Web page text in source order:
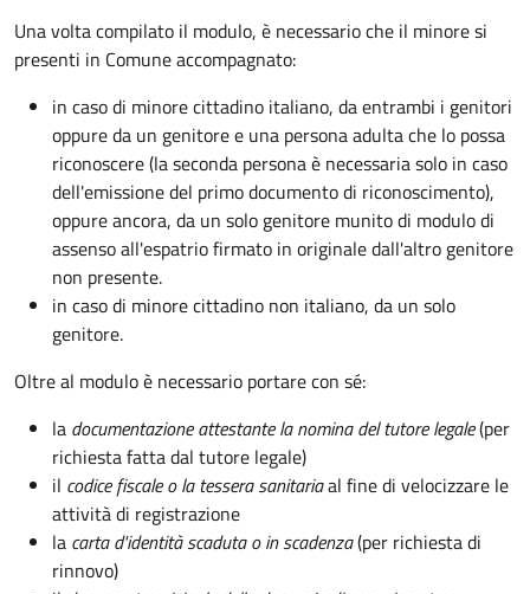
Una volta compilato il modulo, è necessario che il minore si
presenti in Comune accompagnato:
in caso di minore cittadino italiano, da entrambi i genitori
oppure da un genitore e una persona adulta che lo possa
riconoscere (la seconda persona è necessaria solo in caso
dell'emissione del primo documento di riconoscimento),
oppure ancora, da un solo genitore munito di modulo di
assenso all'espatrio firmato in originale dall'altro genitore
non presente.
in caso di minore cittadino non italiano, da un solo
genitore.
Oltre al modulo è necessario portare con sé:
la documentazioneattestante la nomina del tutore legale(per
richiesta fatta dal tutore legale)
il codice fiscale o la tessera sanitariaal fine di velocizzare le
attività di registrazione
la carta d'identità scaduta o in scadenza(per richiesta di
rinnovo)